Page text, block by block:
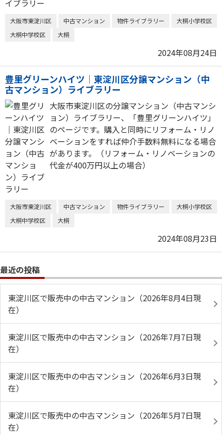
大阪市東淀川区 中古マンション 物件ライブラリー
大桐小学校区
大桐中学校区
大桐
2024年08月24日
豊里グリーンハイツ｜東淀川区分譲マンション（中
古マンション）ライブラリー
大阪市東淀川区の分譲マンション（中古マンシ
ョン）ライブラリー、「豊里グリーンハイツ」
のページです。購入と同時にリフォーム・リノ
ベーションをすれば仲介手数料無料になる場合
があります。（リフォーム・リノベーションの
代金が400万円以上の場合）
大阪市東淀川区 中古マンション 物件ライブラリー
大桐小学校区
大桐中学校区
大桐
2024年08月23日
最近の投稿
東淀川区で販売中の中古マンション（2026年8月4日現
在）
東淀川区で販売中の中古マンション（2026年7月7日現
在）
東淀川区で販売中の中古マンション（2026年6月3日現
在）
東淀川区で販売中の中古マンション（2026年5月7日現
在）